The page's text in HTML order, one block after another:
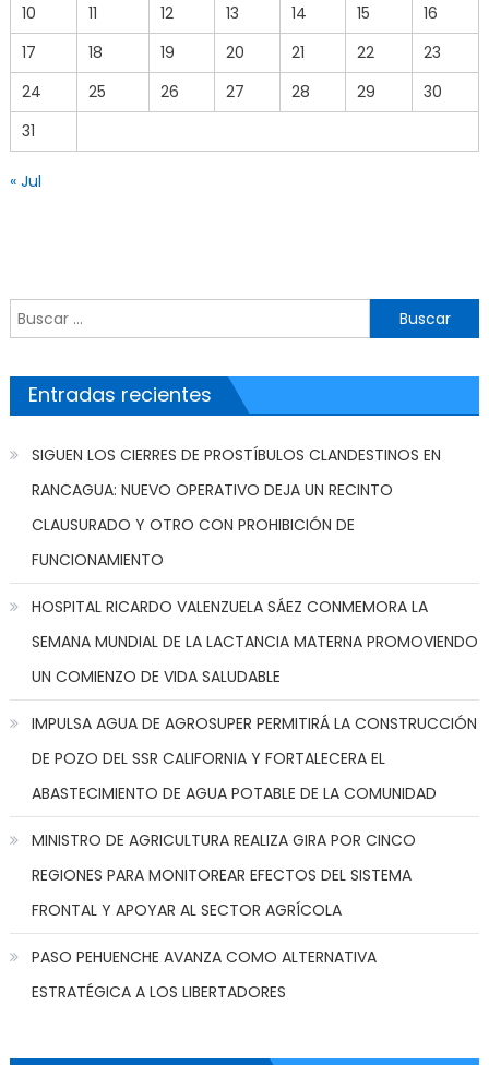
10
11 12 13 14 15
16
17
18 19 20 21 22
23
24
25 26 27 28 29
30
31
« Jul
Buscar por:
Entradas recientes
SIGUEN LOS CIERRES DE PROSTÍBULOS CLANDESTINOS EN
RANCAGUA: NUEVO OPERATIVO DEJA UN RECINTO
CLAUSURADO Y OTRO CON PROHIBICIÓN DE
FUNCIONAMIENTO
HOSPITAL RICARDO VALENZUELA SÁEZ CONMEMORA LA
SEMANA MUNDIAL DE LA LACTANCIA MATERNA PROMOVIENDO
UN COMIENZO DE VIDA SALUDABLE
IMPULSA AGUA DE AGROSUPER PERMITIRÁ LA CONSTRUCCIÓN
DE POZO DEL SSR CALIFORNIA Y FORTALECERA EL
ABASTECIMIENTO DE AGUA POTABLE DE LA COMUNIDAD
MINISTRO DE AGRICULTURA REALIZA GIRA POR CINCO
REGIONES PARA MONITOREAR EFECTOS DEL SISTEMA
FRONTAL Y APOYAR AL SECTOR AGRÍCOLA
PASO PEHUENCHE AVANZA COMO ALTERNATIVA
ESTRATÉGICA A LOS LIBERTADORES